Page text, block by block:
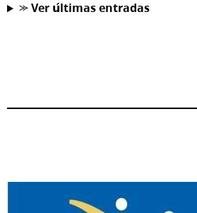
⪼ 𝗩𝗲𝗿 𝘂́𝗹𝘁𝗶𝗺𝗮𝘀 𝗲𝗻𝘁𝗿𝗮𝗱𝗮𝘀